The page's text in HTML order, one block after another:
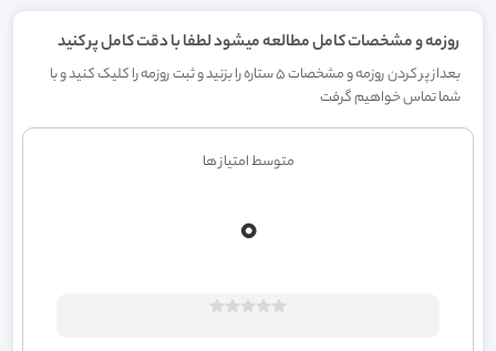
روزمه و مشخصات کامل مطالعه میشود لطفا با دقت کامل پر کنید
بعداز پر کردن روزمه و مشخصات 5 ستاره را بزنید و ثبت روزمه را کلیک کنید و با
شما تماس خواهیم گرفت
متوسط امتیاز ها
0